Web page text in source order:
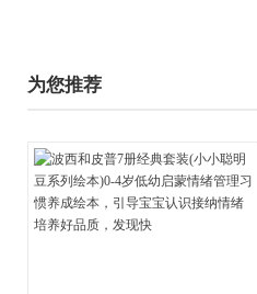
为您推荐